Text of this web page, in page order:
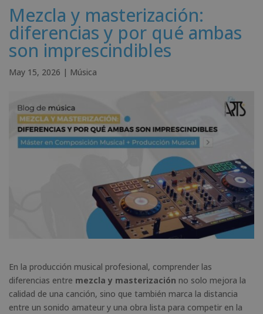
Mezcla y masterización:
diferencias y por qué ambas
son imprescindibles
May 15, 2026 | Música
En la producción musical profesional, comprender las
diferencias entre mezcla y masterización no solo mejora la
calidad de una canción, sino que también marca la distancia
entre un sonido amateur y una obra lista para competir en la